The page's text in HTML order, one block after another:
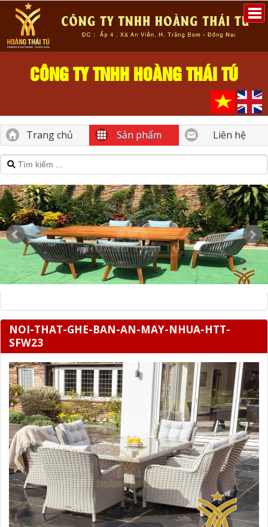
CÔNG TY TNHH HOÀNG THÁI TÚ
Trang chủ Sản phẩm Liên hệ
NOI-THAT-GHE-BAN-AN-MAY-NHUA-HTT-
SFW23